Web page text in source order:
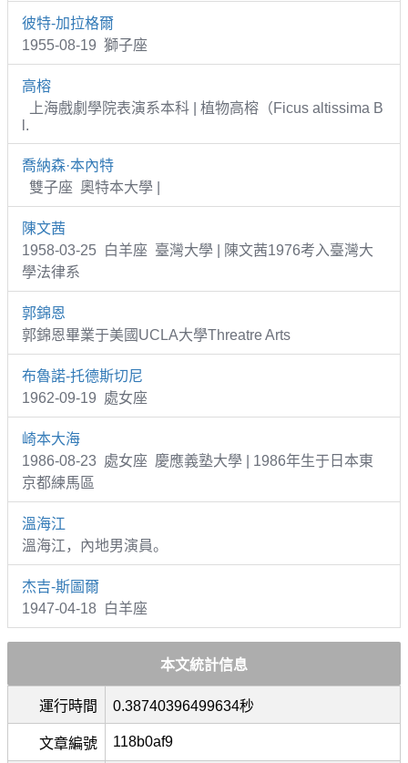
彼特-加拉格爾
1955-08-19 獅子座
高榕
上海戲劇學院表演系本科 | 植物高榕（Ficus altissima B
l.
喬納森·本內特
雙子座 奧特本大學 |
陳文茜
1958-03-25 白羊座 臺灣大學 | 陳文茜1976考入臺灣大
學法律系
郭錦恩
郭錦恩畢業于美國UCLA大學Threatre Arts
布魯諾-托德斯切尼
1962-09-19 處女座
崎本大海
1986-08-23 處女座 慶應義塾大學 | 1986年生于日本東
京都練馬區
溫海江
溫海江，內地男演員。
杰吉-斯圖爾
1947-04-18 白羊座
本文統計信息
運行時間 0.38740396499634秒
文章編號 118b0af9